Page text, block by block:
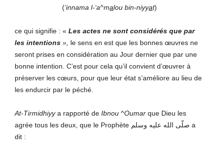
(‘innama l-‘a^malou bin-niyyat)
ce qui signifie : « Les actes ne sont considérés que par
les intentions », le sens en est que les bonnes œuvres ne
seront prises en considération au Jour dernier que par une
bonne intention. C’est pour cela qu’il convient d’œuvrer à
préserver les cœurs, pour que leur état s’améliore au lieu de
les endurcir par le péché.
At-Tirmidhiyya rapporté de Ibnou ^Oumar que Dieu les
agrée tous les deux, que le Prophète صلّى الله عليه وسلم a
dit :